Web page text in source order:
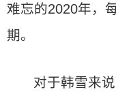
难忘的2020年，
期。
对于韩雪来